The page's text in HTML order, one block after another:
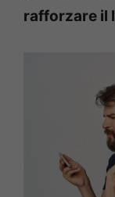
rafforzare il